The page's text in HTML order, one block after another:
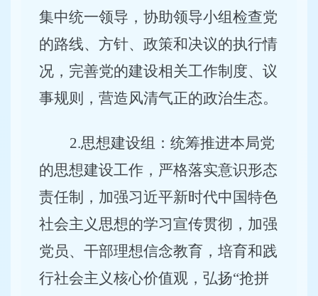
集中统一领导，协助领导小组检查党
的路线、方针、政策和决议的执行情
况，完善党的建设相关工作制度、议
事规则，营造风清气正的政治生态。
2.思想建设组：统筹推进本局党
的思想建设工作，严格落实意识形态
责任制，加强习近平新时代中国特色
社会主义思想的学习宣传贯彻，加强
党员、干部理想信念教育，培育和践
行社会主义核心价值观，弘扬“抢拼